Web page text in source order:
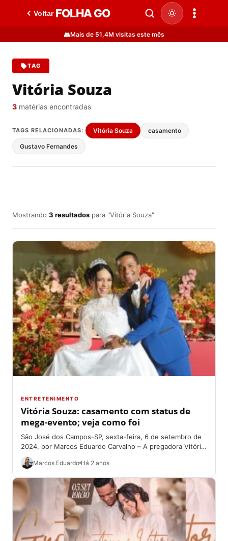
Voltar FOLHA GO
👥Mais de 51,4M visitas este mês
TAG
Vitória Souza
3 matérias encontradas
TAGS RELACIONADAS: Vitória Souza casamento
Gustavo Fernandes
Mostrando 3 resultados para "Vitória Souza"
ENTRETENIMENTO
Vitória Souza: casamento com status de
mega-evento; veja como foi
São José dos Campos-SP, sexta-feira, 6 de setembro de
2024, por Marcos Eduardo Carvalho – A pregadora Vitória
Souza, 18, se casou...
Marcos Eduardo Há 2 anos